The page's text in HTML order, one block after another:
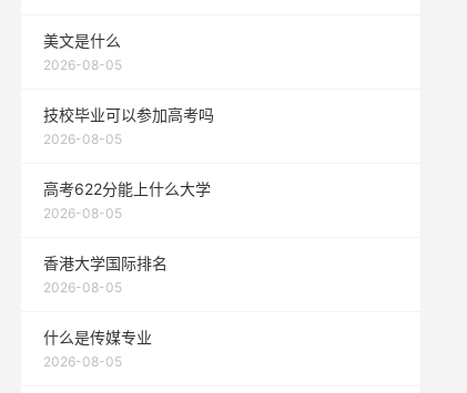
美文是什么
2026-08-05
技校毕业可以参加高考吗
2026-08-05
高考622分能上什么大学
2026-08-05
香港大学国际排名
2026-08-05
什么是传媒专业
2026-08-05